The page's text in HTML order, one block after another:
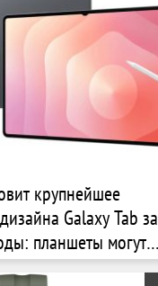
крупнейшее
Galaxy Tab за
планшеты могут
выреза в экране